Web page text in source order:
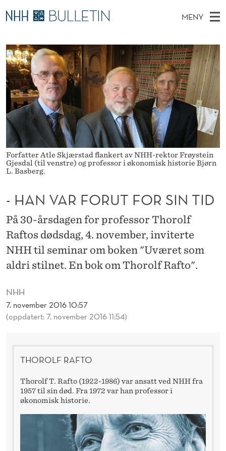
H
A
N
V
R
F
O
R
T
F
O
R
S
MENY
O
V
E
D
M
E
N
Y
Ø
K
I
N
E
T
T
D
E
Stipendiater og nye forskerprofiler
Disputaser
Ekspertutvalg
Om Bulletin
Forfatter Atle Skjærstad flankert av NHH-rektor Frøystein
Gjesdal (til venstre) og professor i økonomisk historie Bjørn
L. Basberg.
NHH
7. november 2016 10:57
(oppdatert: 7. november 2016 11:54)
- HAN VAR FORUT FOR SIN TID
På 30-årsdagen for professor Thorolf
Raftos dødsdag, 4. november, inviterte
NHH til seminar om boken "Uværet som
aldri stilnet. En bok om Thorolf Rafto".
THOROLF RAFTO
Thorolf T. Rafto (1922-1986) var ansatt ved NHH fra
1957 til sin død. Fra 1972 var han professor i
økonomisk historie.